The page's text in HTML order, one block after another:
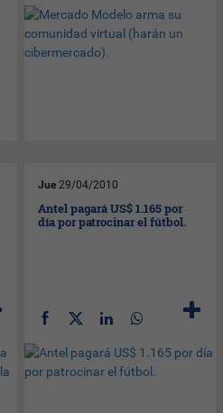
Jue 29/04/2010
Antel pagará US$ 1.165 por
día por patrocinar el fútbol.